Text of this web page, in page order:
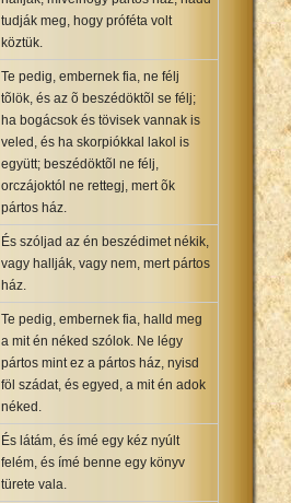
tudják meg, hogy próféta volt
köztük.
Te pedig, embernek fia, ne félj
tõlök, és az õ beszédöktõl se félj;
ha bogácsok és tövisek vannak is
veled, és ha skorpiókkal lakol is
együtt; beszédöktõl ne félj,
orczájoktól ne rettegj, mert õk
pártos ház.
És szóljad az én beszédimet nékik,
vagy hallják, vagy nem, mert pártos
ház.
Te pedig, embernek fia, halld meg
a mit én néked szólok. Ne légy
pártos mint ez a pártos ház, nyisd
föl szádat, és egyed, a mit én adok
néked.
És látám, és ímé egy kéz nyúlt
felém, és ímé benne egy könyv
türete vala.